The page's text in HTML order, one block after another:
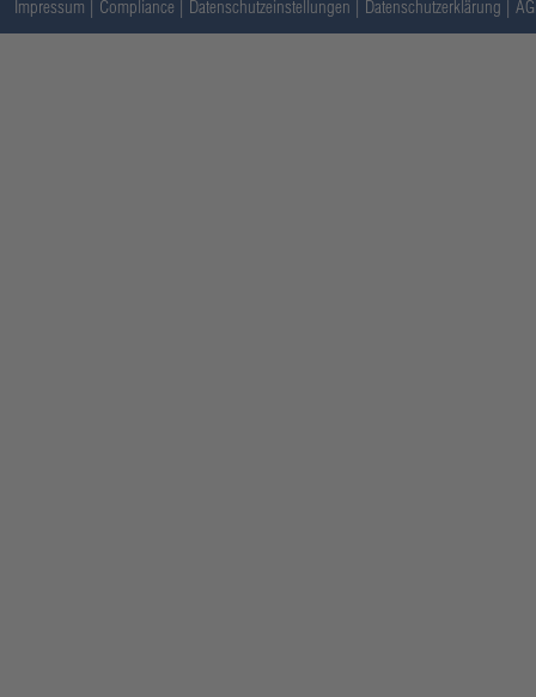
Impressum
Compliance Datenschutzeinstellungen Datenschutzerklärung